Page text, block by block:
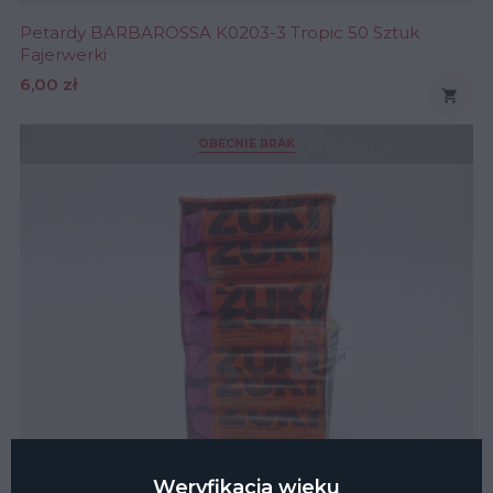
Petardy BARBAROSSA K0203-3 Tropic 50 Sztuk
Fajerwerki
Cena
6,00 zł

OBECNIE BRAK
Weryfikacja wieku